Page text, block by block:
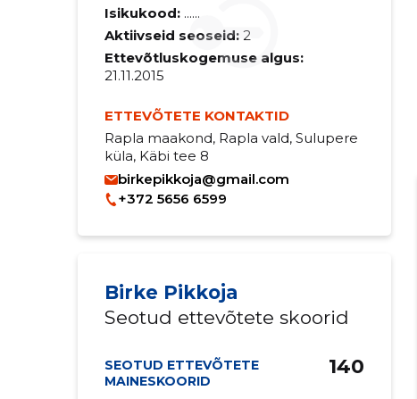
Isikukood: ......
Aktiivseid seoseid: 2
Ettevõtluskogemuse algus:
21.11.2015
ETTEVÕTETE KONTAKTID
Rapla maakond, Rapla vald, Sulupere
küla, Käbi tee 8
birkepikkoja@gmail.com
+372 5656 6599
Birke Pikkoja
Seotud ettevõtete skoorid
SEOTUD ETTEVÕTETE
MAINESKOORID
140